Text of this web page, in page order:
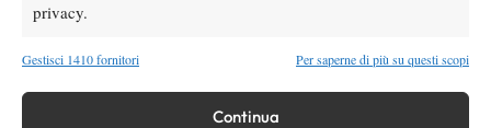
privacy.
Gestisci 1410 fornitori Per saperne di più su questi scopi
Continua
WTA 1000 Toronto 2026: pioggia pesante,
gioco sospeso